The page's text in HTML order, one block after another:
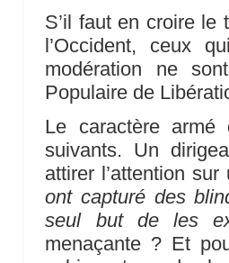
S’il faut en croire le
l’Occident, ceux
modération ne
Populaire de
Le caractère
suivants. Un
attirer l’attention
ont capturé des
seul but de les
menaçante ? Et